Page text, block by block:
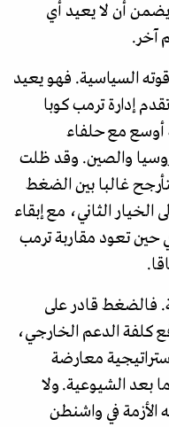
أن لا يعيد أي
آخر.
السياسية. فهو يعيد
إدارة ترمب كوبا
أوسع مع حلفاء
وروسيا والصين. وقد ظلت
غالبا بين الضغط
الخيار الثاني، مع إبقاء
حين تعود مقاربة ترمب
فالضغط قادر على
كلفة الدعم الخارجي،
معارضة
بعد الشيوعية. ولا
في واشنطن